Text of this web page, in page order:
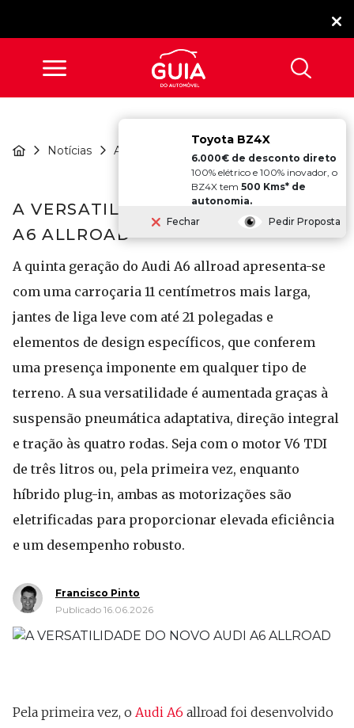
Notícias Atualidade
A VERSATILIDADE DO
NOVO AUDI A...
A VERSATILIDADE DO NOVO AUDI
A6 ALLROAD
A quinta geração do Audi A6 allroad apresenta-se
com uma carroçaria 11 centímetros mais larga,
jantes de liga leve com até 21 polegadas e
elementos de design específicos, que conferem
uma presença imponente em qualquer tipo de
terreno. A sua versatilidade é aumentada graças à
suspensão pneumática adaptativa, direção integral
e tração às quatro rodas. Seja com o motor V6 TDI
de três litros ou, pela primeira vez, enquanto
híbrido plug-in, ambas as motorizações são
eletrificadas para proporcionar elevada eficiência
e um desempenho robusto.
Francisco Pinto
Publicado 16.06.2026
Pela primeira vez, o Audi A6 allroad foi desenvolvido
Toyota BZ4X
6.000€ de desconto direto
100% elétrico e 100% inovador, o
BZ4X tem 500 Kms* de
autonomia.
Fechar
Pedir Proposta